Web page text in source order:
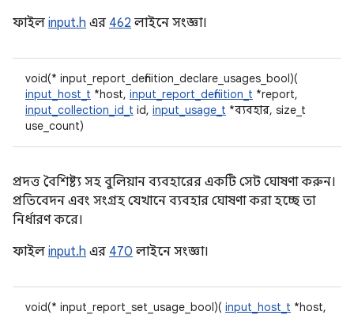
ফাইল input.h এর 462 লাইনে সংজ্ঞা।
void(* input_report_definition_declare_usages_bool)(
input_host_t *host, input_report_definition_t *report,
input_collection_id_t id, input_usage_t *ব্যবহার, size_t
use_count)
প্রদত্ত বৈশিষ্ট্য সহ বুলিয়ান ব্যবহারের একটি সেট ঘোষণা করুন।
প্রতিবেদন এবং সংগ্রহ যেখানে ব্যবহার ঘোষণা করা হচ্ছে তা
নির্ধারণ করে।
ফাইল input.h এর 470 লাইনে সংজ্ঞা।
void(* input_report_set_usage_bool)( input_host_t *host,